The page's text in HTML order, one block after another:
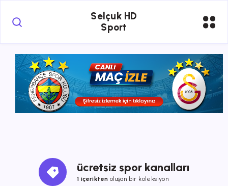
Selçuk HD
Sport
ücretsiz spor kanalları
1 içerikten oluşan bir koleksiyon